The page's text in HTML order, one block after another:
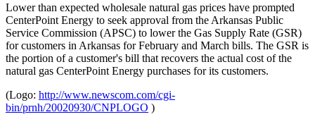
Lower than expected wholesale natural gas prices have prompted
CenterPoint Energy to seek approval from the Arkansas Public
Service Commission (APSC) to lower the Gas Supply Rate (GSR)
for customers in Arkansas for February and March bills. The GSR is
the portion of a customer's bill that recovers the actual cost of the
natural gas CenterPoint Energy purchases for its customers.
(Logo: http://www.newscom.com/cgi-
bin/prnh/20020930/CNPLOGO )